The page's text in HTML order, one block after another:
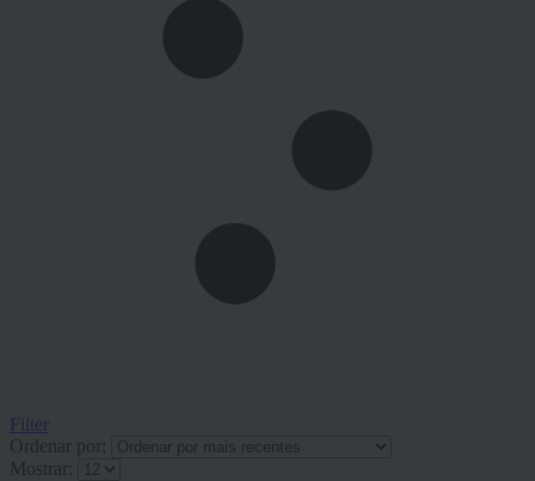
Filter
Ordenar por:
Mostrar: